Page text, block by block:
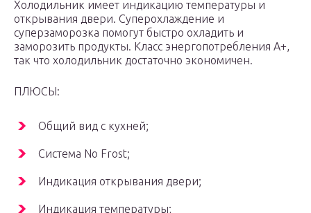
Холодильник имеет индикацию температуры и
открывания двери. Суперохлаждение и
суперзаморозка помогут быстро охладить и
заморозить продукты. Класс энергопотребления А+,
так что холодильник достаточно экономичен.
ПЛЮСЫ:
Общий вид с кухней;
Система No Frost;
Индикация открывания двери;
Индикация температуры;